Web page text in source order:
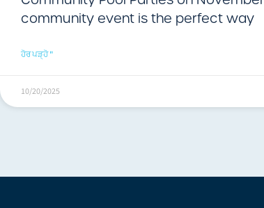
community event is the perfect way
ਹੋਰ ਪੜ੍ਹੋ "
10/20/2025